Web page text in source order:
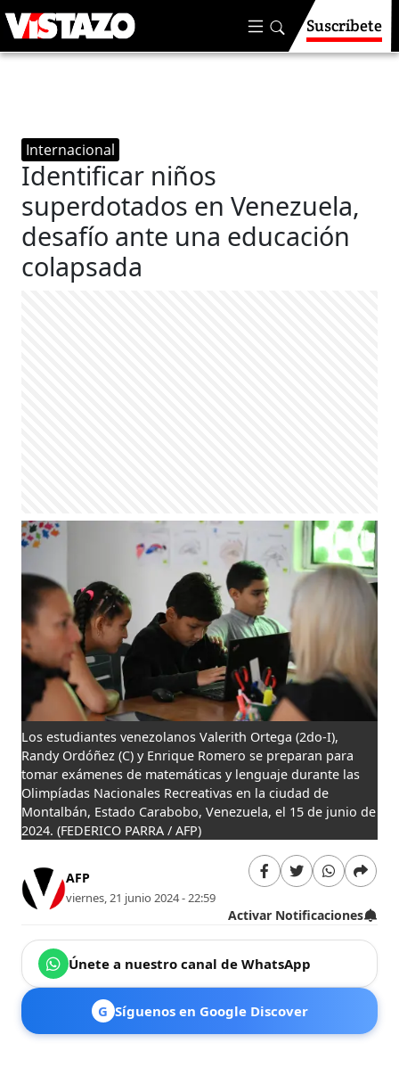
Suscríbete
Internacional
Identificar niños
superdotados en Venezuela,
desafío ante una educación
colapsada
Los estudiantes venezolanos Valerith Ortega (2do-I),
Randy Ordóñez (C) y Enrique Romero se preparan para
tomar exámenes de matemáticas y lenguaje durante las
Olimpíadas Nacionales Recreativas en la ciudad de
Montalbán, Estado Carabobo, Venezuela, el 15 de junio de
2024. (FEDERICO PARRA / AFP)
AFP
viernes, 21 junio 2024 - 22:59
Activar Notificaciones
Únete a nuestro canal de WhatsApp
G Síguenos en Google Discover